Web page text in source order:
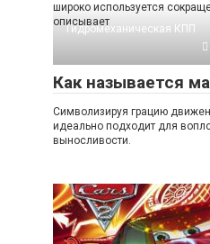
широко используется
описывает
Гидромеханическая КПП
Как называется
Символизируя грацию
идеально подходит для
выносливости.